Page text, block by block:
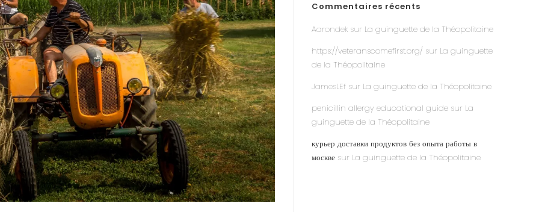
Commentaires récents
Aarondek sur La guinguette de la Théopolitaine
https://veteranscomefirst.org/ sur La guinguette
de la Théopolitaine
JamesLEf sur La guinguette de la Théopolitaine
penicillin allergy educational guide sur La
guinguette de la Théopolitaine
курьер доставки продуктов без опыта работы в
москве sur La guinguette de la Théopolitaine